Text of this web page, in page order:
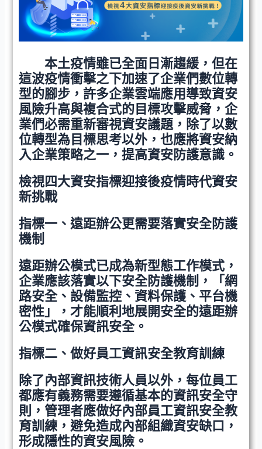
本土疫情雖已全面日漸趨緩，但在
這波疫情衝擊之下加速了企業們數位轉
型的腳步，許多企業雲端應用導致資安
風險升高與複合式的目標攻擊威脅，企
業們必需重新審視資安議題，除了以數
位轉型為目標思考以外，也應將資安納
入企業策略之一，提高資安防護意識。
檢視四大資安指標迎接後疫情時代資安
新挑戰
指標一、遠距辦公更需要落實安全防護
機制
遠距辦公模式已成為新型態工作模式，
企業應該落實以下安全防護機制，「網
路安全、設備監控、資料保護、平台機
密性」，才能順利地展開安全的遠距辦
公模式確保資訊安全。
指標二、做好員工資訊安全教育訓練
除了內部資訊技術人員以外，每位員工
都應有義務需要遵循基本的資訊安全守
則，管理者應做好內部員工資訊安全教
育訓練，避免造成內部組織資安缺口，
形成隱性的資安風險。